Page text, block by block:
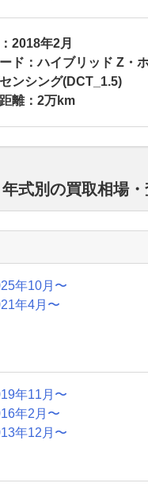
2018年2月
ド：ハイブリッド Z・
ンシング(DCT_1.5)
離：2万km
式別の買取相場
年10月〜
年4月〜
年11月〜
年2月〜
年12月〜